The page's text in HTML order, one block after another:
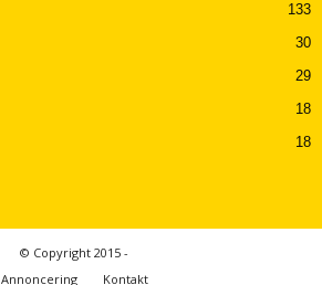
133
30
29
18
18
© Copyright 2015 -
Annoncering
Kontakt